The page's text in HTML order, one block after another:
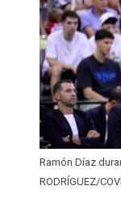
Ramón Díaz
RODRÍGUEZ/